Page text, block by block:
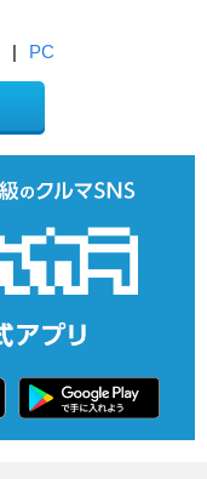
| PC